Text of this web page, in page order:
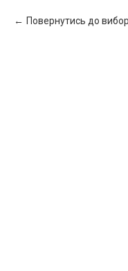
Повернутись до